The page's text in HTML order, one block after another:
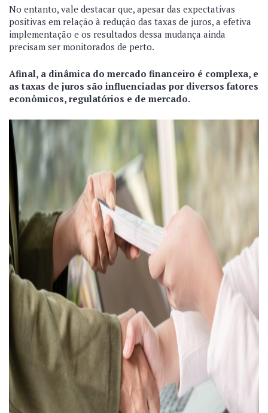
No entanto, vale destacar que, apesar das expectativas
positivas em relação à redução das taxas de juros, a efetiva
implementação e os resultados dessa mudança ainda
precisam ser monitorados de perto.
Afinal, a dinâmica do mercado financeiro é complexa, e
as taxas de juros são influenciadas por diversos fatores
econômicos, regulatórios e de mercado.